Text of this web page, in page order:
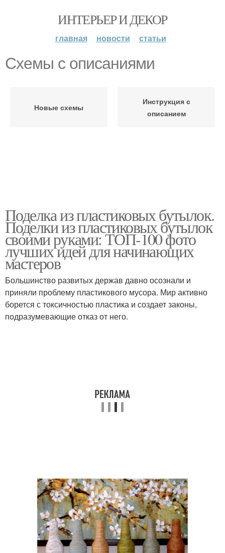
ИНТЕРЬЕР И ДЕКОР
главная новости статьи
Схемы с описаниями
Новые схемы
Инструкция с
описанием
Поделка из пластиковых бутылок.
Поделки из пластиковых бутылок
своими руками: ТОП-100 фото
лучших идей для начинающих
мастеров
Большинство развитых держав давно осознали и
приняли проблему пластикового мусора. Мир активно
борется с токсичностью пластика и создает законы,
подразумевающие отказ от него.